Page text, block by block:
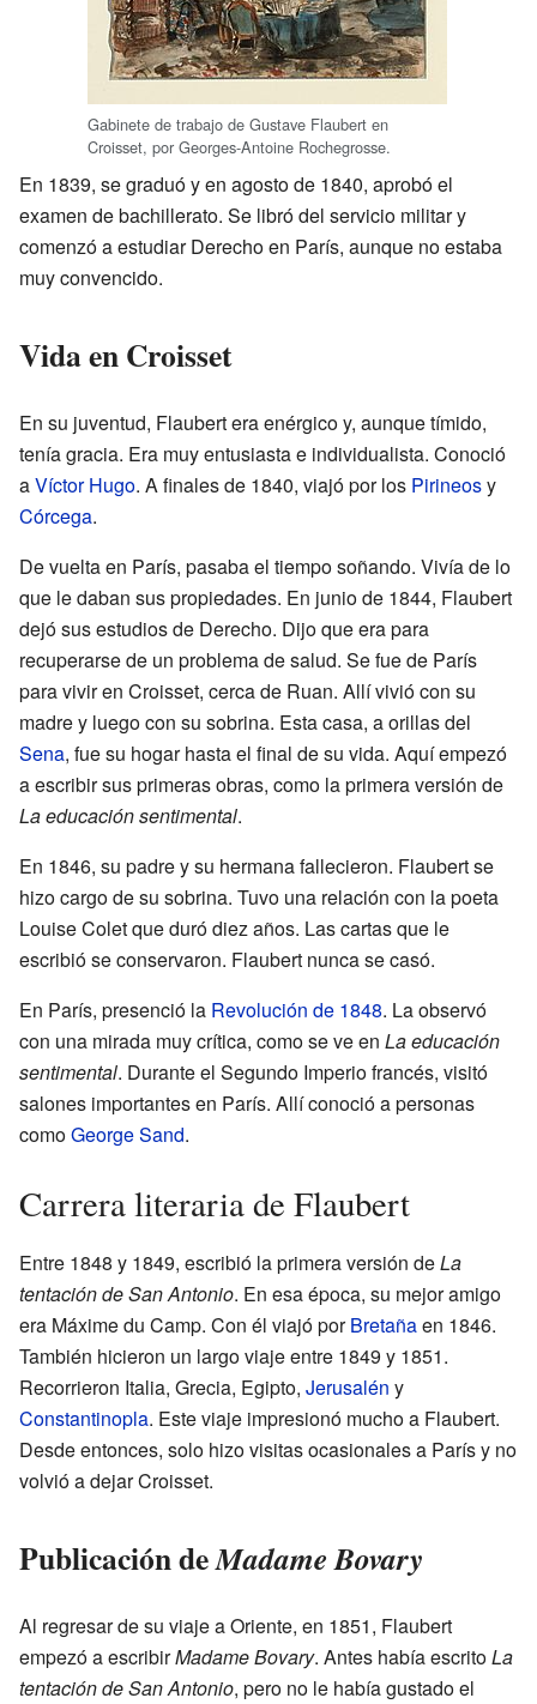
Gabinete de trabajo de Gustave Flaubert en
Croisset, por Georges-Antoine Rochegrosse.
En 1839, se graduó y en agosto de 1840, aprobó el
examen de bachillerato. Se libró del servicio militar y
comenzó a estudiar Derecho en París, aunque no estaba
muy convencido.
Vida en Croisset
En su juventud, Flaubert era enérgico y, aunque tímido,
tenía gracia. Era muy entusiasta e individualista. Conoció
aVíctor Hugo. A finales de 1840, viajó por los Pirineosy
Córcega.
De vuelta en París, pasaba el tiempo soñando. Vivía de lo
que le daban sus propiedades. En junio de 1844, Flaubert
dejó sus estudios de Derecho. Dijo que era para
recuperarse de un problema de salud. Se fue de París
para vivir en Croisset, cerca de Ruan. Allí vivió con su
madre y luego con su sobrina. Esta casa, a orillas del
Sena, fue su hogar hasta el final de su vida. Aquí empezó
a escribir sus primeras obras, como la primera versión de
La educación sentimental.
En 1846, su padre y su hermana fallecieron. Flaubert se
hizo cargo de su sobrina. Tuvo una relación con la poeta
Louise Colet que duró diez años. Las cartas que le
escribió se conservaron. Flaubert nunca se casó.
En París, presenció la Revolución de 1848. La observó
con una mirada muy crítica, como se ve en La educación
sentimental. Durante el Segundo Imperio francés, visitó
salones importantes en París. Allí conoció a personas
comoGeorge Sand.
Carrera literaria de Flaubert
Entre 1848 y 1849, escribió la primera versión deLa
tentación de San Antonio. En esa época, su mejor amigo
era Máxime du Camp. Con él viajó porBretañaen 1846.
También hicieron un largo viaje entre 1849 y 1851.
Recorrieron Italia, Grecia, Egipto, Jerusalén y
Constantinopla. Este viaje impresionó mucho a Flaubert.
Desde entonces, solo hizo visitas ocasionales a París y no
volvió a dejar Croisset.
Publicación deMadame Bovary
Al regresar de su viaje a Oriente, en 1851, Flaubert
empezó a escribirMadame Bovary. Antes había escritoLa
tentación de San Antonio, pero no le había gustado el